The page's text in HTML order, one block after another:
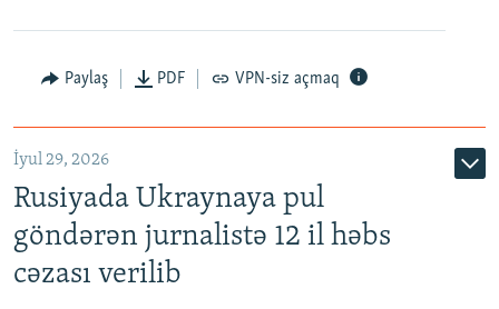
Paylaş PDF VPN-siz açmaq
İyul 29, 2026
Rusiyada Ukraynaya pul
göndərən jurnalistə 12 il həbs
cəzası verilib